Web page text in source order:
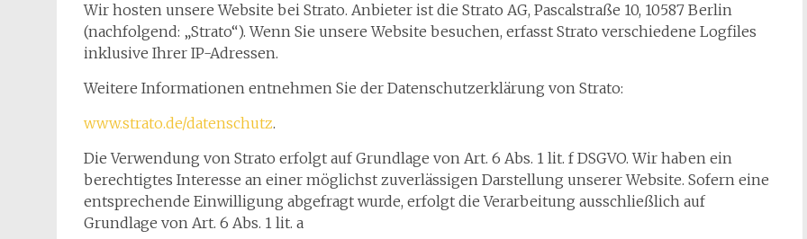
Wir hosten unsere Website bei Strato. Anbieter ist die Strato AG, Pascalstraße 10, 10587 Berlin
(nachfolgend: „Strato“). Wenn Sie unsere Website besuchen, erfasst Strato verschiedene Logfiles
inklusive Ihrer IP-Adressen.
Weitere Informationen entnehmen Sie der Datenschutzerklärung von Strato:
www.strato.de/datenschutz.
Die Verwendung von Strato erfolgt auf Grundlage von Art. 6 Abs. 1 lit. f DSGVO. Wir haben ein
berechtigtes Interesse an einer möglichst zuverlässigen Darstellung unserer Website. Sofern eine
entsprechende Einwilligung abgefragt wurde, erfolgt die Verarbeitung ausschließlich auf
Grundlage von Art. 6 Abs. 1 lit. a